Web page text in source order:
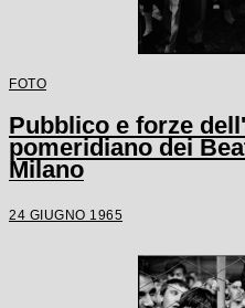
FOTO
Pubblico e forze
pomeridiano dei
Milano
24 GIUGNO 1965